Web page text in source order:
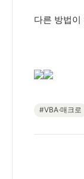
다른 방법이
#VBA·매크로